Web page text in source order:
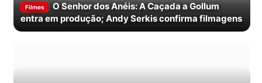
Filmes
O Senhor dos Anéis: A Caçada a Gollum
entra em produção; Andy Serkis confirma filmagens